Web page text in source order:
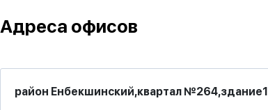
Адреса офисов
район Енбекшинский,квартал №264,здание1